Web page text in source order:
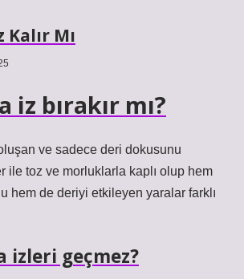
Kalır Mı
iz bırakır mı?
ve sadece deri dokusunu
ile toz ve morluklarla kaplı olup hem
hem de deriyi etkileyen yaralar farklı
izleri geçmez?